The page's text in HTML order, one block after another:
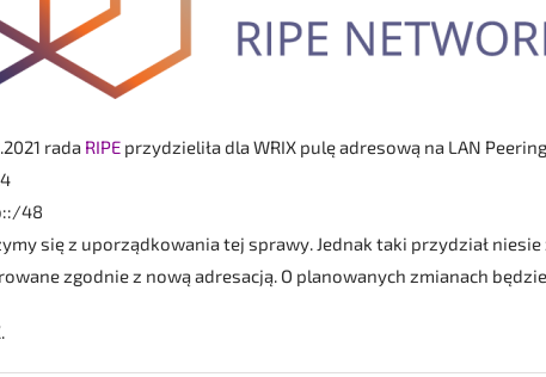
rada RIPE przydzieliła dla WRIX pulę adresową na LAN
48
się z uporządkowania tej sprawy. Jednak taki przydział
zgodnie z nową adresacją. O planowanych zmianach